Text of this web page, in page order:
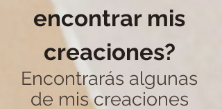
encontrar mis
creaciones?
Encontrarás algunas
de mis creaciones